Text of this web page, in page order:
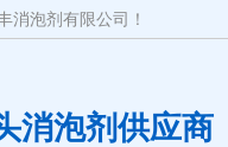
消泡剂有限公司！
消泡剂供应商